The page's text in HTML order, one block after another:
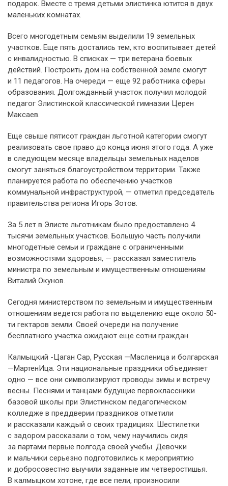
подарок. Вместе с тремя детьми элистинка ютится в двух
маленьких комнатах.
Всего многодетным семьям выделили 19 земельных
участков. Еще пять достались тем, кто воспитывает детей
с инвалидностью. В списках — три ветерана боевых
действий. Построить дом на собственной земле смогут
и 11 педагогов. На очереди — еще 92 работника сферы
образования. Долгожданный участок получил молодой
педагог Элистинской классической гимназии Церен
Максаев.
Еще свыше пятисот граждан льготной категории смогут
реализовать свое право до конца июня этого года. А уже
в следующем месяце владельцы земельных наделов
смогут заняться благоустройством территории. Также
планируется работа по обеспечению участков
коммунальной инфраструктурой, — отметил председатель
правительства региона Игорь Зотов.
За 5 лет в Элисте льготникам было предоставлено 4
тысячи земельных участков. Большую часть получили
многодетные семьи и граждане с ограниченными
возможностями здоровья, — рассказал заместитель
министра по земельным и имущественным отношениям
Виталий Окунов.
Сегодня министерством по земельным и имущественным
отношениям ведется работа по выделению еще около 50-
ти гектаров земли. Своей очереди на получение
бесплатного участка ожидают еще сотни граждан.
Калмыцкий -Цаган Сар, Русская —Масленица и болгарская
—МартенИца. Эти национальные праздники объединяет
одно — все они символизируют проводы зимы и встречу
весны. Песнями и танцами будущие первоклассники
базовой школы при Элистинском педагогическом
колледже в преддверии праздников отметили
и рассказали каждый о своих традициях. Шестилетки
с задором рассказали о том, чему научились сидя
за партами первые полгода своей учебы. Девочки
и мальчики серьезно подготовились к мероприятию
и добросовестно выучили заданные им четверостишья.
В калмыцком хотоне, где все пели, произносили